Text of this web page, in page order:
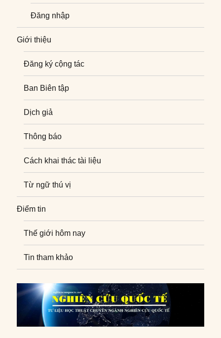
Đăng nhập
Giới thiệu
Đăng ký cộng tác
Ban Biên tập
Dịch giả
Thông báo
Cách khai thác tài liệu
Từ ngữ thú vị
Điểm tin
Thế giới hôm nay
Tin tham khảo